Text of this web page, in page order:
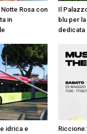
Rosa con
in
Il
blu per
dedicata
idrica e